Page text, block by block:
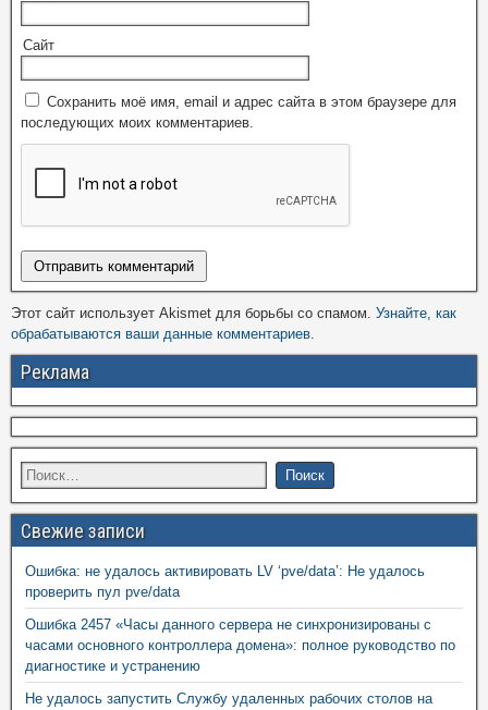
Сайт
Сохранить моё имя, email и адрес сайта в этом браузере для
последующих моих комментариев.
Этот сайт использует Akismet для борьбы со спамом. Узнайте, как
обрабатываются ваши данные комментариев.
Реклама
Свежие записи
Ошибка: не удалось активировать LV ‘pve/data’: Не удалось
проверить пул pve/data
Ошибка 2457 «Часы данного сервера не синхронизированы с
часами основного контроллера домена»: полное руководство по
диагностике и устранению
Не удалось запустить Службу удаленных рабочих столов на